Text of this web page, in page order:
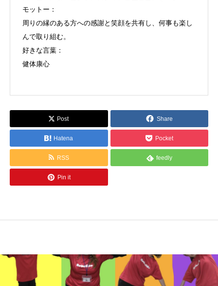
モットー：
周りの縁のある方への感謝と笑顔を共有し、何事も楽し
んで取り組む。
好きな言葉：
健体康心
Post Share
Hatena Pocket
RSS feedly
Pin it